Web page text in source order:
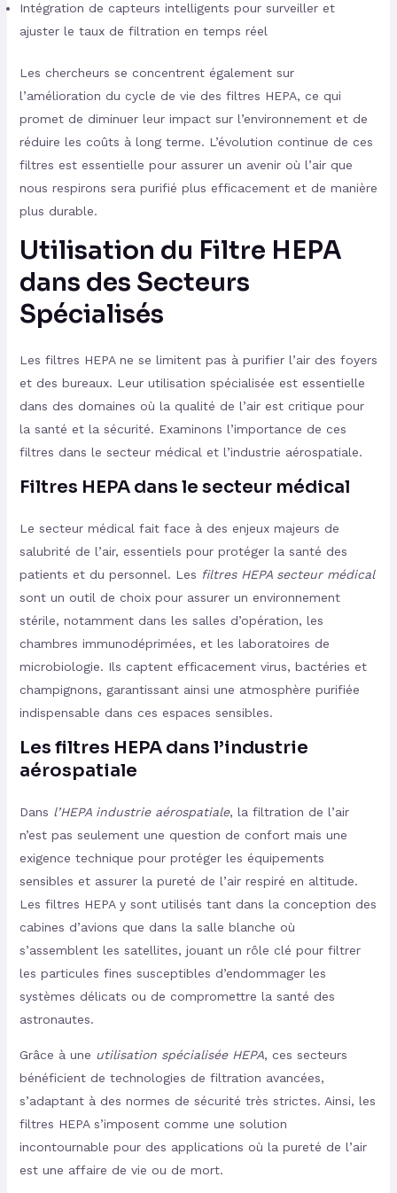
Intégration de capteurs intelligents pour surveiller et
ajuster le taux de filtration en temps réel
Les chercheurs se concentrent également sur
l’amélioration du cycle de vie des filtres HEPA, ce qui
promet de diminuer leur impact sur l’environnement et de
réduire les coûts à long terme. L’évolution continue de ces
filtres est essentielle pour assurer un avenir où l’air que
nous respirons sera purifié plus efficacement et de manière
plus durable.
Utilisation du Filtre HEPA
dans des Secteurs
Spécialisés
Les filtres HEPA ne se limitent pas à purifier l’air des foyers
et des bureaux. Leur utilisation spécialisée est essentielle
dans des domaines où la qualité de l’air est critique pour
la santé et la sécurité. Examinons l’importance de ces
filtres dans le secteur médical et l’industrie aérospatiale.
Filtres HEPA dans le secteur médical
Le secteur médical fait face à des enjeux majeurs de
salubrité de l’air, essentiels pour protéger la santé des
patients et du personnel. Les filtres HEPA secteur médical
sont un outil de choix pour assurer un environnement
stérile, notamment dans les salles d’opération, les
chambres immunodéprimées, et les laboratoires de
microbiologie. Ils captent efficacement virus, bactéries et
champignons, garantissant ainsi une atmosphère purifiée
indispensable dans ces espaces sensibles.
Les filtres HEPA dans l’industrie
aérospatiale
Dans l’HEPA industrie aérospatiale, la filtration de l’air
n’est pas seulement une question de confort mais une
exigence technique pour protéger les équipements
sensibles et assurer la pureté de l’air respiré en altitude.
Les filtres HEPA y sont utilisés tant dans la conception des
cabines d’avions que dans la salle blanche où
s’assemblent les satellites, jouant un rôle clé pour filtrer
les particules fines susceptibles d’endommager les
systèmes délicats ou de compromettre la santé des
astronautes.
Grâce à une utilisation spécialisée HEPA, ces secteurs
bénéficient de technologies de filtration avancées,
s’adaptant à des normes de sécurité très strictes. Ainsi, les
filtres HEPA s’imposent comme une solution
incontournable pour des applications où la pureté de l’air
est une affaire de vie ou de mort.